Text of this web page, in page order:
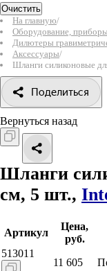
Очистить
На главную/
Оборудование, приборы
Дилютеры
Аксессуары/
Шланги силиконовые
Поделиться
Вернуться назад
Шланги
см, 5 шт.,
Артикул
Цена,
руб.
513011
11 605